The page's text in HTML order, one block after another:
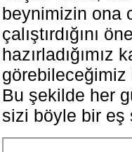
beynimizin ona
çalıştırdığını
görebileceğimiz
Bu şekilde her
sizi böyle bir eş